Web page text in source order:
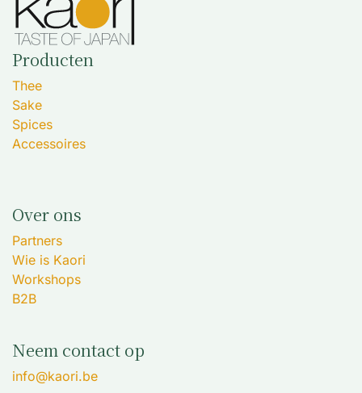
Producten
Thee
Sake
Spices
Accessoires
Over ons
Partners
Wie is Kaori
Workshops
B2B
Neem contact op
info@kaori.be